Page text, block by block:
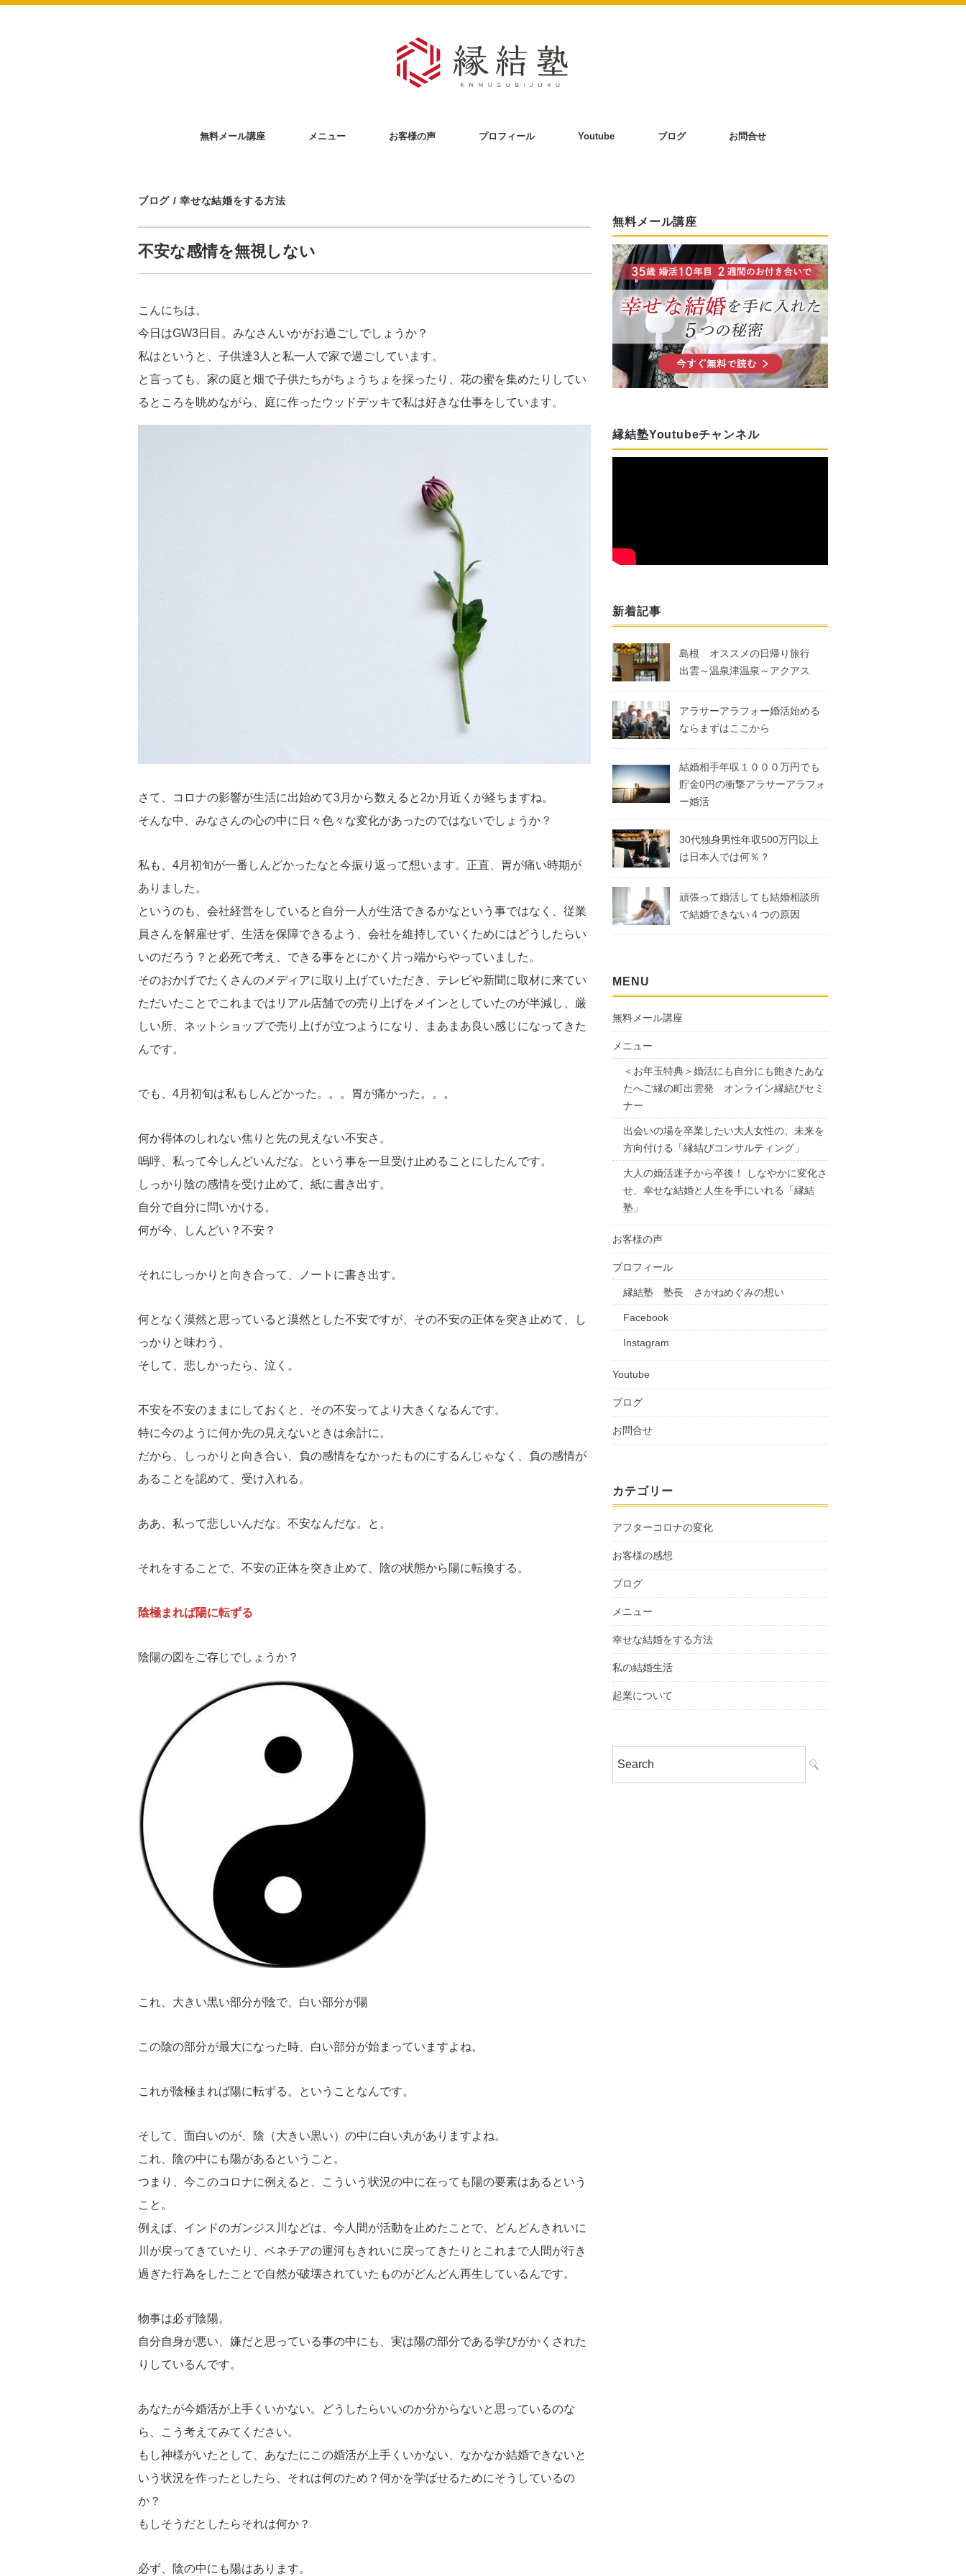
無料メール講座 メニュー お客様の声 プロフィール Youtube ブログ お問合せ
ブログ /幸せな結婚をする方法
不安な感情を無視しない
こんにちは。
今日はGW3日目。みなさんいかがお過ごしでしょうか？
私はというと、子供達3人と私一人で家で過ごしています。
と言っても、家の庭と畑で子供たちがちょうちょを採ったり、花の蜜を集めたりしてい
るところを眺めながら、庭に作ったウッドデッキで私は好きな仕事をしています。
さて、コロナの影響が生活に出始めて3月から数えると2か月近くが経ちますね。
そんな中、みなさんの心の中に日々色々な変化があったのではないでしょうか？
私も、4月初旬が一番しんどかったなと今振り返って想います。正直、胃が痛い時期が
ありました。
というのも、会社経営をしていると自分一人が生活できるかなという事ではなく、従業
員さんを解雇せず、生活を保障できるよう、会社を維持していくためにはどうしたらい
いのだろう？と必死で考え、できる事をとにかく片っ端からやっていました。
そのおかげでたくさんのメディアに取り上げていただき、テレビや新聞に取材に来てい
ただいたことでこれまではリアル店舗での売り上げをメインとしていたのが半減し、厳
しい所、ネットショップで売り上げが立つようになり、まあまあ良い感じになってきた
んです。
でも、4月初旬は私もしんどかった。。。胃が痛かった。。。
何か得体のしれない焦りと先の見えない不安さ。
嗚呼、私って今しんどいんだな。という事を一旦受け止めることにしたんです。
しっかり陰の感情を受け止めて、紙に書き出す。
自分で自分に問いかける。
何が今、しんどい？不安？
それにしっかりと向き合って、ノートに書き出す。
何となく漠然と思っていると漠然とした不安ですが、その不安の正体を突き止めて、し
っかりと味わう。
そして、悲しかったら、泣く。
不安を不安のままにしておくと、その不安ってより大きくなるんです。
特に今のように何か先の見えないときは余計に。
だから、しっかりと向き合い、負の感情をなかったものにするんじゃなく、負の感情が
あることを認めて、受け入れる。
ああ、私って悲しいんだな。不安なんだな。と。
それをすることで、不安の正体を突き止めて、陰の状態から陽に転換する。
陰極まれば陽に転ずる
陰陽の図をご存じでしょうか？
これ、大きい黒い部分が陰で、白い部分が陽
この陰の部分が最大になった時、白い部分が始まっていますよね。
これが陰極まれば陽に転ずる。ということなんです。
そして、面白いのが、陰（大きい黒い）の中に白い丸がありますよね。
これ、陰の中にも陽があるということ。
つまり、今このコロナに例えると、こういう状況の中に在っても陽の要素はあるという
こと。
例えば、インドのガンジス川などは、今人間が活動を止めたことで、どんどんきれいに
川が戻ってきていたり、ベネチアの運河もきれいに戻ってきたりとこれまで人間が行き
過ぎた行為をしたことで自然が破壊されていたものがどんどん再生しているんです。
物事は必ず陰陽。
自分自身が悪い、嫌だと思っている事の中にも、実は陽の部分である学びがかくされた
りしているんです。
あなたが今婚活が上手くいかない。どうしたらいいのか分からないと思っているのな
ら、こう考えてみてください。
もし神様がいたとして、あなたにこの婚活が上手くいかない、なかなか結婚できないと
いう状況を作ったとしたら、それは何のため？何かを学ばせるためにそうしているの
か？
もしそうだとしたらそれは何か？
必ず、陰の中にも陽はあります。
無料メール講座
縁結塾Youtubeチャンネル
新着記事
島根 オススメの日帰り旅行
出雲～温泉津温泉～アクアス
アラサーアラフォー婚活始める
ならまずはここから
結婚相手年収１０００万円でも
貯金0円の衝撃アラサーアラフォ
ー婚活
30代独身男性年収500万円以上
は日本人では何％？
頑張って婚活しても結婚相談所
で結婚できない４つの原因
MENU
無料メール講座
メニュー
＜お年玉特典＞婚活にも自分にも飽きたあな
たへご縁の町出雲発 オンライン縁結びセミ
ナー
出会いの場を卒業したい大人女性の、未来を
方向付ける「縁結びコンサルティング」
大人の婚活迷子から卒後！ しなやかに変化さ
せ、幸せな結婚と人生を手にいれる「縁結
塾」
お客様の声
プロフィール
縁結塾 塾長 さかねめぐみの想い
Facebook
Instagram
Youtube
ブログ
お問合せ
カテゴリー
アフターコロナの変化
お客様の感想
ブログ
メニュー
幸せな結婚をする方法
私の結婚生活
起業について